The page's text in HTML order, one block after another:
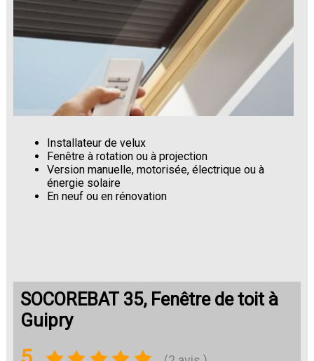
Installateur de velux
Fenêtre à rotation ou à projection
Version manuelle, motorisée, électrique ou à
énergie solaire
En neuf ou en rénovation
SOCOREBAT 35, Fenêtre de toit à
Guipry